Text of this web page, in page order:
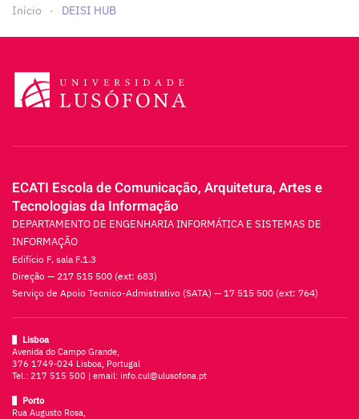
Início DEISI HUB
ECATI Escola de Comunicação, Arquitetura, Artes e
Tecnologias da Informação
DEPARTAMENTO DE ENGENHARIA INFORMÁTICA E SISTEMAS DE
INFORMAÇÃO
Edifício F, sala F.1.3
Direção — 217 515 500 (ext: 683)
Serviço de Apoio Tecnico-Admistrativo (SATA) — 17 515 500 (ext: 764)
Lisboa
Avenida do Campo Grande,
376 1749-024 Lisboa, Portugal
Tel.: 217 515 500 | email: info.cul@ulusofona.pt
Porto
Rua Augusto Rosa,